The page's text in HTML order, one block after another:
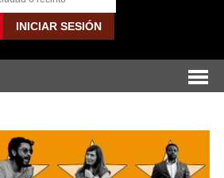
INICIAR SESIÓN